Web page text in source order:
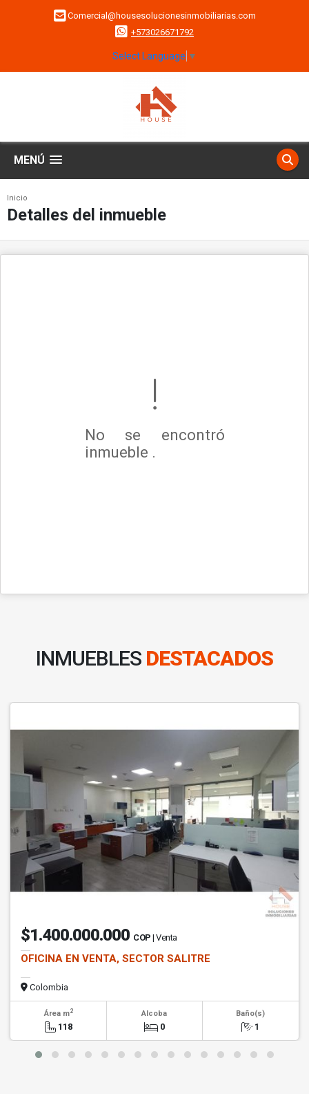
Comercial@housesolucionesinmobiliarias.com
+573026671792
Select Language ▼
MENÚ
Inicio
Detalles del inmueble
No se encontró
inmueble .
INMUEBLES DESTACADOS
$1.400.000.000 COP | Venta
OFICINA EN VENTA, SECTOR SALITRE
Colombia
Área m2
118
Alcoba
0
Baño(s)
1